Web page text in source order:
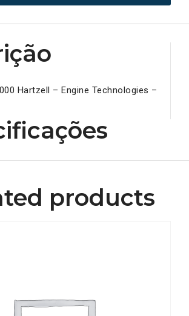
Hartzell – Engine Technologies –
products